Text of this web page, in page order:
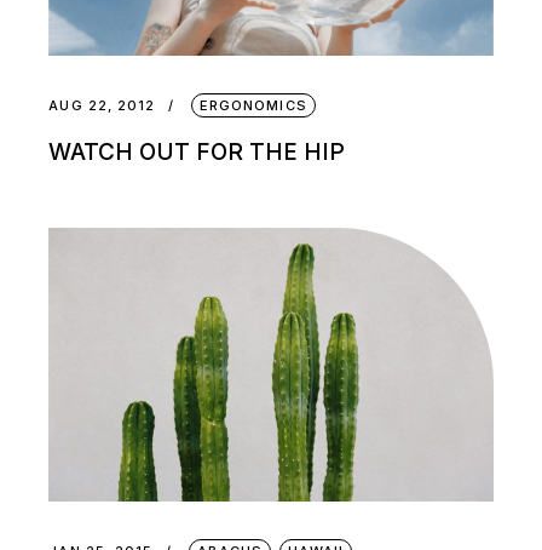
AUG 22, 2012 ERGONOMICS
WATCH OUT FOR THE HIP